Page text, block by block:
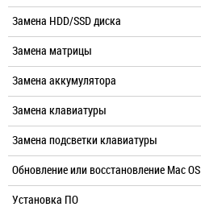
Замена HDD/SSD диска
Замена матрицы
Замена аккумулятора
Замена клавиатуры
Замена подсветки клавиатуры
Обновление или восстановление Mac OS
Установка ПО